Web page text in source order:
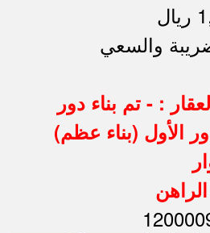
والسعي
: - تم بناء دور
الأول (بناء عظم)